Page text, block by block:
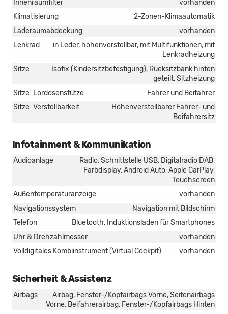
Innenraumfilter
vorhanden
Klimatisierung
2-Zonen-Klimaautomatik
Laderaumabdeckung
vorhanden
Lenkrad
in Leder, höhenverstellbar, mit Multifunktionen, mit
Lenkradheizung
Sitze
Isofix (Kindersitzbefestigung), Rücksitzbank hinten
geteilt, Sitzheizung
Sitze: Lordosenstütze
Fahrer und Beifahrer
Sitze: Verstellbarkeit
Höhenverstellbarer Fahrer- und
Beifahrersitz
Infotainment & Kommunikation
Audioanlage
Radio, Schnittstelle USB, Digitalradio DAB,
Farbdisplay, Android Auto, Apple CarPlay,
Touchscreen
Außentemperaturanzeige
vorhanden
Navigationssystem
Navigation mit Bildschirm
Telefon
Bluetooth, Induktionsladen für Smartphones
Uhr & Drehzahlmesser
vorhanden
Volldigitales Kombiinstrument (Virtual Cockpit)
vorhanden
Sicherheit & Assistenz
Airbags
Airbag, Fenster-/Kopfairbags Vorne, Seitenairbags
Vorne, Beifahrerairbag, Fenster-/Kopfairbags Hinten